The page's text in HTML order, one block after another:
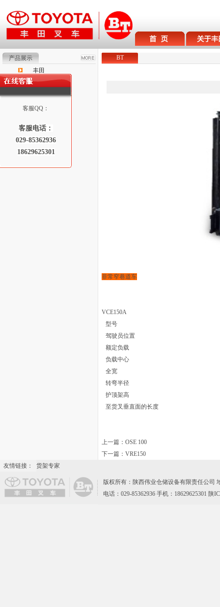
客服QQ：
客服电话：
029-85362936
18629625301
产品展示
丰田
BT
Raymond
BT
非常窄巷道车
VCE150A
型号
驾驶员位置
额定负载
负载中心
全宽
转弯半径
护顶架高
至货叉垂直面的长度
上一篇： OSE 100
下一篇： VRE150
友情链接：
货架专家
版权所有：陕西伟业仓储设备有限责任公司
电话：029-85362936 手机：18629625301 陕